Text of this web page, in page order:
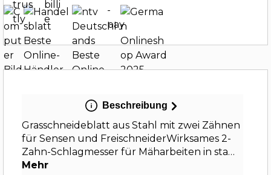
Beschreibung
Grasschneideblatt aus Stahl mit zwei Zähnen
für Sensen und FreischneiderWirksames 2-
Zahn-Schlagmesser für Mäharbeiten in sta…
Mehr